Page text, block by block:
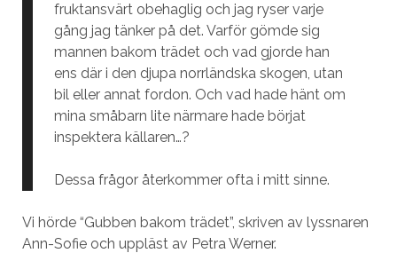
fruktansvärt obehaglig och jag ryser varje
gång jag tänker på det. Varför gömde sig
mannen bakom trädet och vad gjorde han
ens där i den djupa norrländska skogen, utan
bil eller annat fordon. Och vad hade hänt om
mina småbarn lite närmare hade börjat
inspektera källaren…?
Dessa frågor återkommer ofta i mitt sinne.
Vi hörde “Gubben bakom trädet”, skriven av lyssnaren
Ann-Sofie och uppläst av Petra Werner.